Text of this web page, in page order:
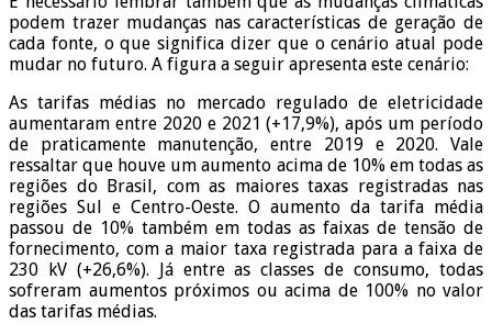
podem trazer mudanças nas características de geração de
cada fonte, o que significa dizer que o cenário atual pode
mudar no futuro. A figura a seguir apresenta este cenário:
As tarifas médias no mercado regulado de eletricidade
aumentaram entre 2020 e 2021 (+17,9%), após um período
de praticamente manutenção, entre 2019 e 2020. Vale
ressaltar que houve um aumento acima de 10% em todas as
regiões do Brasil, com as maiores taxas registradas nas
regiões Sul e Centro-Oeste. O aumento da tarifa média
passou de 10% também em todas as faixas de tensão de
fornecimento, com a maior taxa registrada para a faixa de
230 kV (+26,6%). Já entre as classes de consumo, todas
sofreram aumentos próximos ou acima de 100% no valor
das tarifas médias.